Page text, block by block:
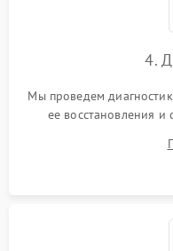
4.
Мы проведем
ее восстановления